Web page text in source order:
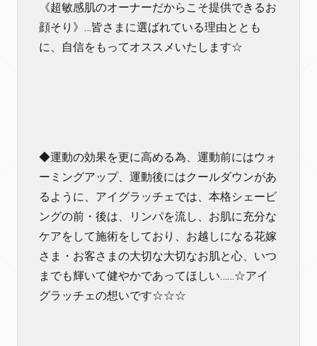
《超敏感肌のオーナーだからこそ提供できるお
顔そり》…皆さまに選ばれている理由ととも
に、自信をもってオススメいたします☆
◆運動の効果を更に高める為、運動前にはウォ
ーミングアップ、運動後にはクールダウンがあ
るように、アイグラッチェでは、本格シェービ
ングの前・後は、リンパを流し、お肌に充分な
ケアをして施術をしており、お越しになる花嫁
さま・お客さまの大切な大切なお肌と心、いつ
までも輝いて健やかであってほしい……☆アイ
グラッチェの想いです☆☆☆